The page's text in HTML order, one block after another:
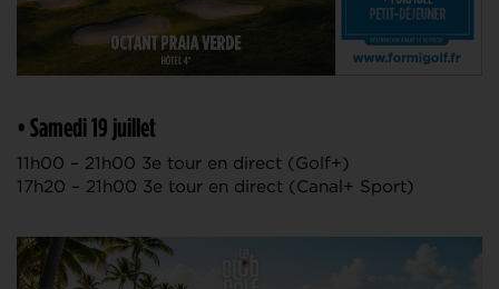
• Samedi 19 juillet
11h00 – 21h00 3e tour en direct (Golf+)
17h20 – 21h00 3e tour en direct (Canal+ Sport)